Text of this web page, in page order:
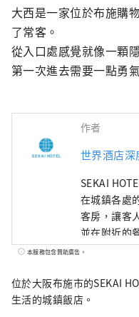
大西是一家位於布施購
了常客。
從入口處感覺就像一顆
第一次進去需要一點勇
作者
世界酒店
SEKAI
在城鎮各處
客房，讓客
並在附近的
本服務包含贊助廣告。
位於大阪布施市的SEKAI
生活的城鎮飯店。